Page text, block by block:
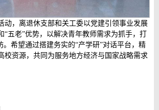
动，离退休支部和关工委以党建引领事业发展
“五老”优势，以解决青年教师需求为抓手，打
。希望通过搭建务实的“产学研”对话平台，精
校资源，共同为服务地方经济与国家战略需求